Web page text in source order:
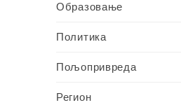
Образовање
Политика
Пољопривреда
Регион